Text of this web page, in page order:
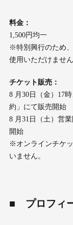
料⾦：
1,500円均⼀
※特別興⾏のため
使⽤いただけません
チケット販売：
8 ⽉30⽇（⾦）17
約」にて販売開始
8 ⽉31⽇（⼟）営
開始
※オンラインチケ
いません。
■ プロフィ